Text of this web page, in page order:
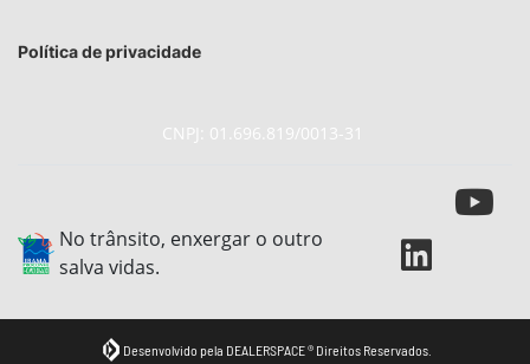
Política de privacidade
CNPJ: 01.696.819/0013-31
No trânsito, enxergar o outro
salva vidas.
Desenvolvido pela DEALERSPACE ® Direitos Reservados.